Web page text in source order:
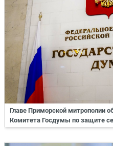
Главе Приморской митрополии
Комитета Госдумы по защите